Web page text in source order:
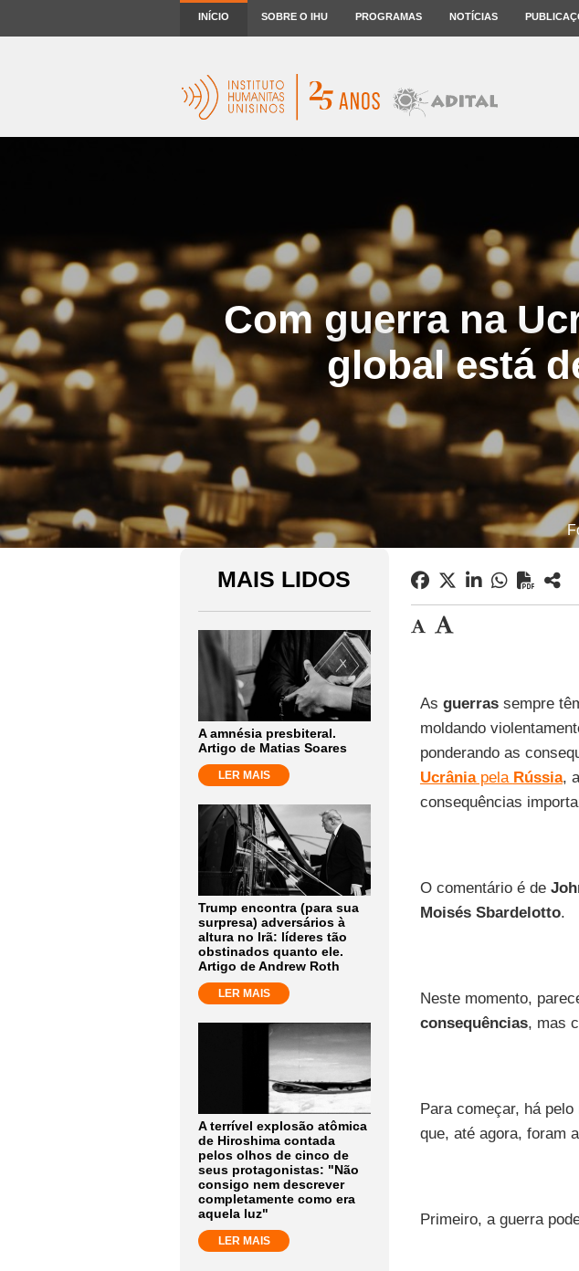
INÍCIO SOBRE O IHU PROGRAMAS NOTÍCIAS
Com guerra na
global está
MAIS LIDOS
A amnésia presbiteral.
Artigo de Matias Soares
LER MAIS
Trump encontra (para sua
surpresa) adversários à
altura no Irã: líderes tão
obstinados quanto ele.
Artigo de Andrew Roth
LER MAIS
A terrível explosão atômica
de Hiroshima contada
pelos olhos de cinco de
seus protagonistas: "Não
consigo nem descrever
completamente como era
aquela luz"
LER MAIS
As guerrassempre
moldando
ponderando as
Ucrâniapela Rússia,
consequências
O comentário é de
Moisés Sbardelotto.
Neste momento,
consequências, mas
Para começar, há
que, até agora, foram
Primeiro, a guerra